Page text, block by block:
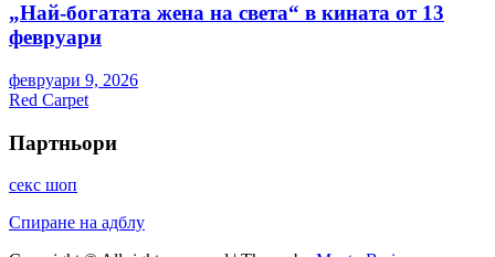
„Най-богатата жена на света“ в кината от 13
февруари
февруари 9, 2026
Red Carpet
Партньори
секс шоп
Спиране на адблу